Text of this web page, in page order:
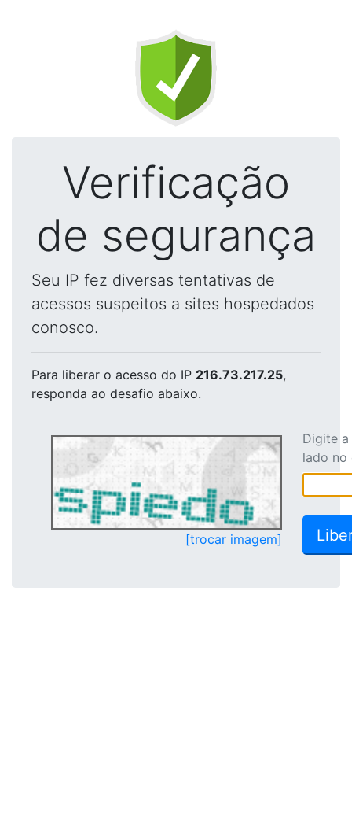
Verificação
de segurança
Seu IP fez diversas tentativas de
acessos suspeitos a sites hospedados
conosco.
Para liberar o acesso do IP 216.73.217.25,
responda ao desafio abaixo.
[trocar imagem]
Digite
lado no